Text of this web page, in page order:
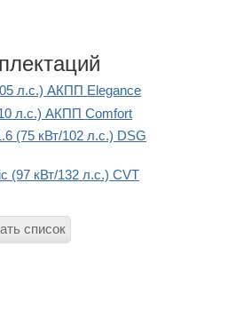
л.с.) АКПП Elegance
л.с.) АКПП Comfort
(75 кВт/102 л.с.) DSG
(97 кВт/132 л.с.) CVT
список